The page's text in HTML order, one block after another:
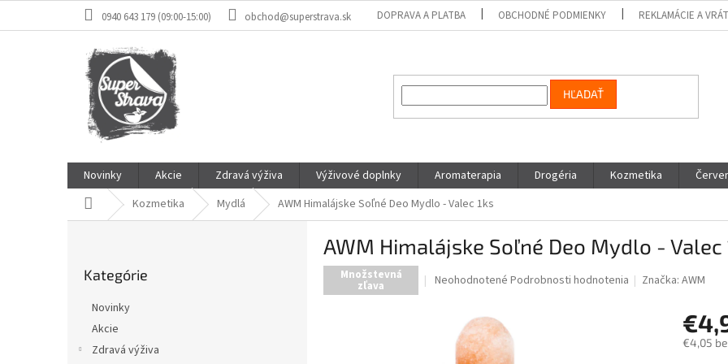
0940 643 179 (09:00-15:00) obchod@superstrava.sk DOPRAVA A PLATBA OBCHODNÉ PODMIENKY REKLAMÁCIE A
HĽADAŤ
Novinky Akcie Zdravá výživa Výživové doplnky Aromaterapia Drogéria Kozmetika
DomovKozmetika Mydlá AWM Himalájske Soľné Deo Mydlo - Valec 1ks
kategórie
Kategórie
Novinky
Akcie
Zdravá výživa
AWM Himalájske Soľné Deo Mydlo - Valec
Množstevná
zľava
Priemerné
Neohodnotené Podrobnosti hodnotenia Značka:AWM
€4,05